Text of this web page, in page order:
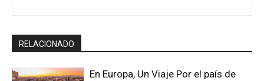
RELACIONADO
En Europa, Un Viaje Por el país de